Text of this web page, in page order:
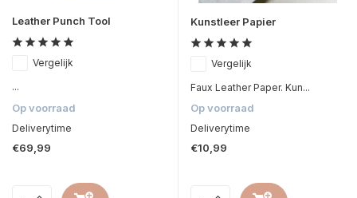
Leather Punch Tool
Vergelijk
...
Op voorraad
Deliverytime
€69,99
Kunstleer Papier
Vergelijk
Faux Leather Paper. Kun...
Op voorraad
Deliverytime
€10,99